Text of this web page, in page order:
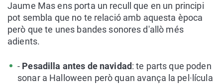
Jaume Mas ens porta un recull que en un principi
pot sembla que no te relació amb aquesta època
però que te unes bandes sonores d'allò més
adients.
- Pesadilla antes de navidad: te parts que poden
sonar a Halloween però quan avança la pel·lícula